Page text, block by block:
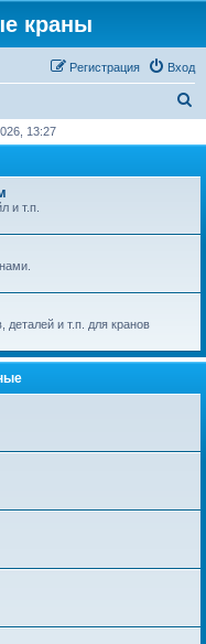
краны
Вход
Регистрация
с
13:27
и т.п.
деталей и т.п. для кранов